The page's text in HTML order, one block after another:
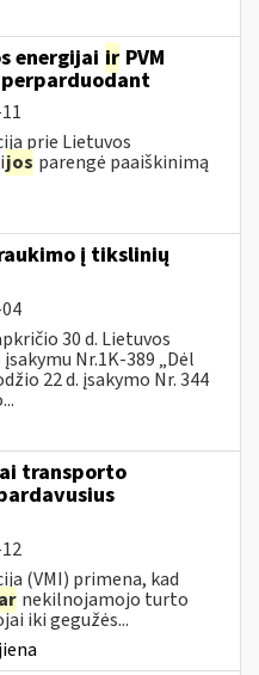
energijai ir PVM
prie Lietuvos
jos parengė paaiškinimą
į tikslinių
30 d. Lietuvos
Nr.1K-389 „Dėl
22 d. įsakymo Nr. 344
transporto
(VMI) primena, kad
ar nekilnojamojo turto
iki gegužės...